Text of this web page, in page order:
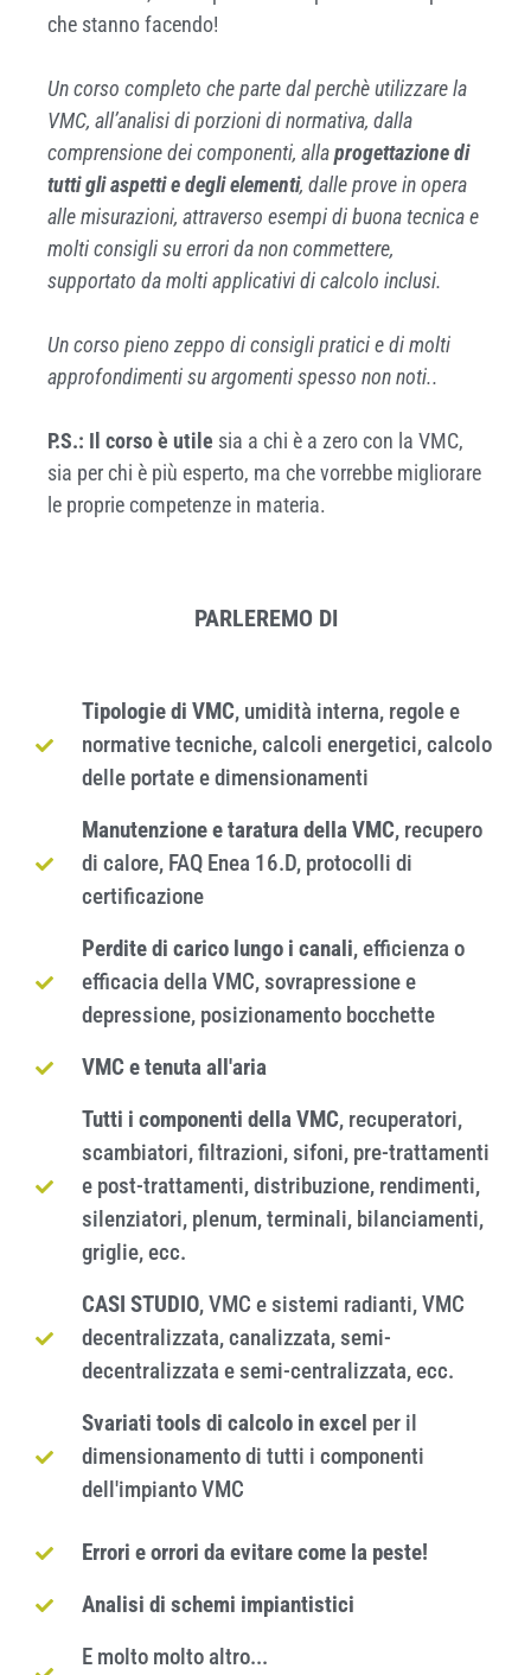
che stanno facendo!
Un corso completo che parte dal perchè utilizzare la
VMC, all’analisi di porzioni di normativa, dalla
comprensione dei componenti, allaprogettazione di
tutti gli aspetti e degli elementi, dalle prove in opera
alle misurazioni, attraverso esempi di buona tecnica e
molti consigli su errori da non commettere,
supportato da molti applicativi di calcolo inclusi.
Un corso pieno zeppo di consigli pratici e di molti
approfondimenti su argomenti spesso non noti..
P.S.: Il corso è utile sia a chi è a zero con la VMC,
sia per chi è più esperto, ma che vorrebbe migliorare
le proprie competenze in materia.
PARLEREMO DI
Tipologie di VMC, umidità interna, regole e
normative tecniche, calcoli energetici, calcolo
delle portate e dimensionamenti
Manutenzione e taratura della VMC, recupero
di calore, FAQ Enea 16.D, protocolli di
certificazione
Perdite di carico lungo i canali, efficienza o
efficacia della VMC, sovrapressione e
depressione, posizionamento bocchette
VMC e tenuta all'aria
Tutti i componenti della VMC, recuperatori,
scambiatori, filtrazioni, sifoni, pre-trattamenti
e post-trattamenti, distribuzione, rendimenti,
silenziatori, plenum, terminali, bilanciamenti,
griglie, ecc.
CASI STUDIO, VMC e sistemi radianti, VMC
decentralizzata, canalizzata, semi-
decentralizzata e semi-centralizzata, ecc.
Svariati tools di calcolo in excel per il
dimensionamento di tutti i componenti
dell'impianto VMC
Errori e orrori da evitare come la peste!
Analisi di schemi impiantistici
E molto molto altro...